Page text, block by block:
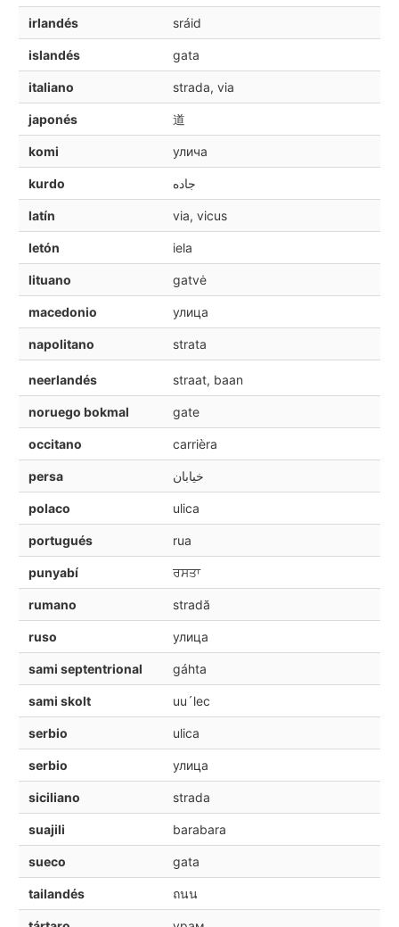
irlandés sráid
islandés gata
italiano strada, via
japonés 道
komi улича
kurdo جاده
latín via, vicus
letón iela
lituano gatvė
macedonio улица
napolitano strata
neerlandés straat, baan
noruego bokmal gate
occitano carrièra
persa خیابان
polaco ulica
portugués rua
punyabí ਰਸਤਾ
rumano stradă
ruso улица
sami septentrional gáhta
sami skolt uu´lec
serbio ulica
serbio улица
siciliano strada
suajili barabara
sueco gata
tailandés ถนน